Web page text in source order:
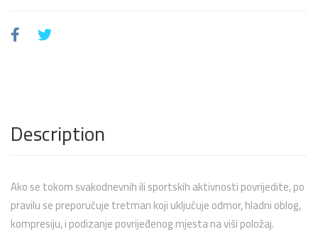
Description
Ako se tokom svakodnevnih ili sportskih aktivnosti povrijedite, po
pravilu se preporučuje tretman koji uključuje odmor, hladni oblog,
kompresiju, i podizanje povrijeđenog mjesta na viši položaj.